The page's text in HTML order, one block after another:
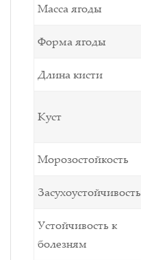
Масса ягоды
Форма ягоды
Длина кисти
Куст
Морозостойкость
Засухоустойчивость
Устойчивость к
болезням